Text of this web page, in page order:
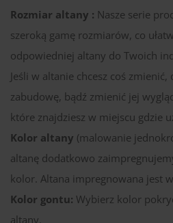
Rozmiar altany : Nasze serie
szeroką gamę rozmiarów, co
odpowiedniej altany do Twoich
Jeśli w altanie chcesz coś
zabudowę, bądź zmienić jej
które znajdziesz w miejscu gdzie
Kolor altany (malowanie
altanę dodatkowo
kolor. Altana impregnowana jest
Kolor gontu: Wybierz kolor
altany.